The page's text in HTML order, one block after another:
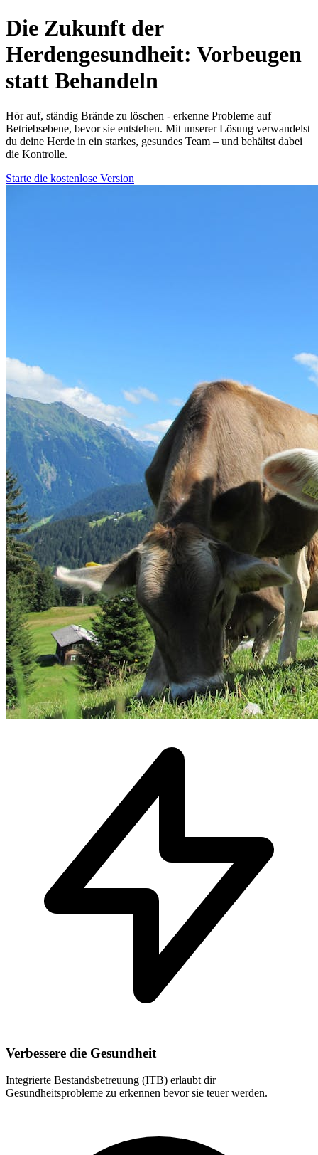
Die Zukunft der
Herdengesundheit: Vorbeugen
statt Behandeln
Hör auf, ständig Brände zu löschen - erkenne Probleme auf
Betriebsebene, bevor sie entstehen. Mit unserer Lösung verwandelst
du deine Herde in ein starkes, gesundes Team – und behältst dabei
die Kontrolle.
Starte die kostenlose Version
Verbessere die Gesundheit
Integrierte Bestandsbetreuung (ITB) erlaubt dir
Gesundheitsprobleme zu erkennen bevor sie teuer werden.